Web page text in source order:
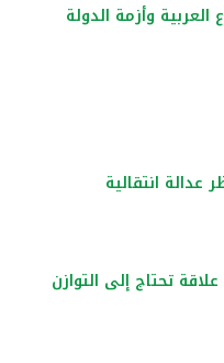
وأزمة الدولة
عدالة انتقالية
تحتاج إلى التوازن